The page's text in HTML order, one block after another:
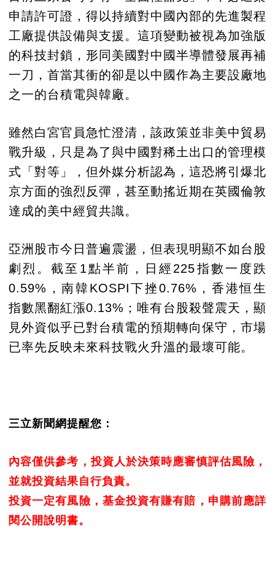
申請許可證，得以持續對中國內部的先進製程
工廠提供設備與支援。這項變動被視為加強版
的科技封鎖，形同美國對中國半導體發展再補
一刀，首當其衝的卻是以中國作為主要設廠地
之一的台積電與韓廠。
雖然白宮官員急忙澄清，該政策並非美中貿易
戰升級，只是為了與中國對稀土出口的管理模
式「對等」，但外媒分析認為，這恐將引爆北
京方面的強烈反彈，甚至動搖近期在英國倫敦
達成的美中經貿共識。
亞洲股市今日普遍震盪，但表現明顯不如台股
劇烈。截至1點半前，日經225指數一度跌
0.59%，南韓KOSPI下挫0.76%，香港恒生
指數黑翻紅漲0.13%；唯有台股殺聲震天，顯
見外資似乎已對台積電的預期轉向保守，市場
已率先反映未來科技戰火升溫的最壞可能。
三立新聞網提醒您：
內容僅供參考，投資人於決策時應審慎評估風險，
並就投資結果自行負責。
投資一定有風險，基金投資有賺有賠，申購前應詳
閱公開說明書。